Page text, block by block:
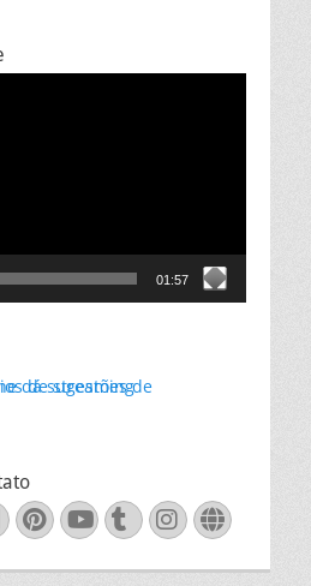
01:57
filmes a usuários de streaming
Pinterest
YouTube
Tumblr